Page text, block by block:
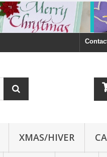
XMAS/HIVER